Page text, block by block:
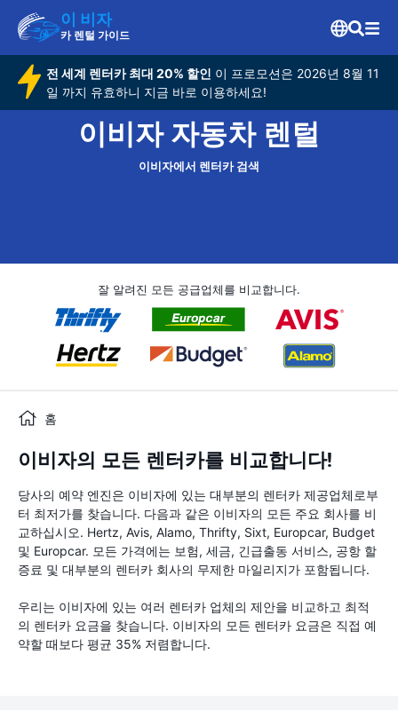
이 비자
카 렌털 가이드
전 세계 렌터카 최대 20% 할인 이 프로모션은 2026년 8월 11
일 까지 유효하니 지금 바로 이용하세요!
이비자 자동차 렌털
이비자에서 렌터카 검색
잘 알려진 모든 공급업체를 비교합니다.
홈
이비자의 모든 렌터카를 비교합니다!
당사의 예약 엔진은 이비자에 있는 대부분의 렌터카 제공업체로부
터 최저가를 찾습니다. 다음과 같은 이비자의 모든 주요 회사를 비
교하십시오. Hertz, Avis, Alamo, Thrifty, Sixt, Europcar, Budget
및 Europcar. 모든 가격에는 보험, 세금, 긴급출동 서비스, 공항 할
증료 및 대부분의 렌터카 회사의 무제한 마일리지가 포함됩니다.
우리는 이비자에 있는 여러 렌터카 업체의 제안을 비교하고 최적
의 렌터카 요금을 찾습니다. 이비자의 모든 렌터카 요금은 직접 예
약할 때보다 평균 35% 저렴합니다.